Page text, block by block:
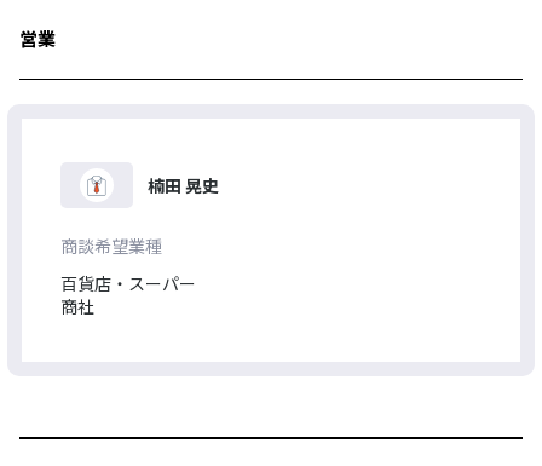
営業
楠田 晃史
商談希望業種
百貨店・スーパー
商社